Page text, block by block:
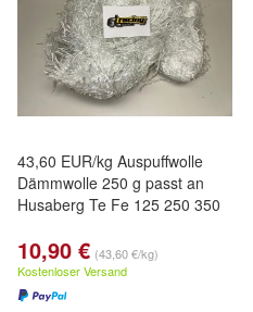
43,60 EUR/kg Auspuffwolle
Dämmwolle 250 g passt an
Husaberg Te Fe 125 250 350
10,90 € (43,60 €/kg)
Kostenloser Versand